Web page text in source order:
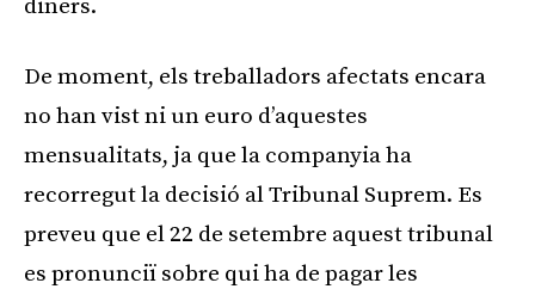
diners.
De moment, els treballadors afectats encara
no han vist ni un euro d’aquestes
mensualitats, ja que la companyia ha
recorregut la decisió al Tribunal Suprem. Es
preveu que el 22 de setembre aquest tribunal
es pronunciï sobre qui ha de pagar les